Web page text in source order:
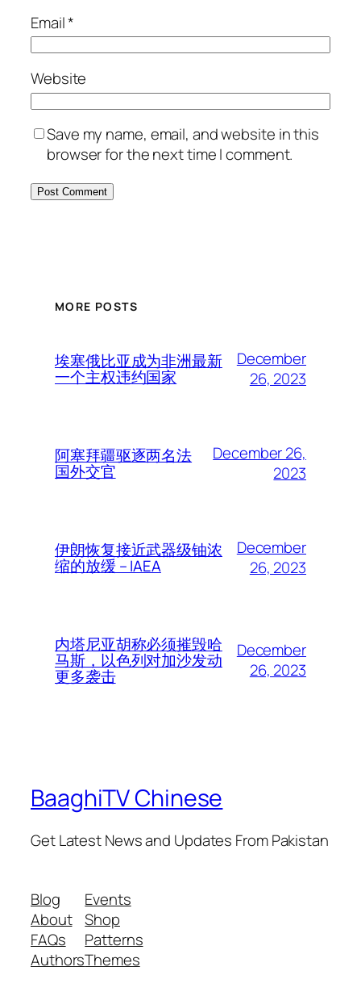
Email*
Website
Save my name, email, and website in this
browser for the next time I comment.
MORE POSTS
埃塞俄比亚成为非洲最新
一个主权违约国家
December
26, 2023
阿塞拜疆驱逐两名法
国外交官
December 26,
2023
伊朗恢复接近武器级铀浓
缩的放缓 – IAEA
December
26, 2023
内塔尼亚胡称必须摧毁哈
马斯，以色列对加沙发动
更多袭击
December
26, 2023
BaaghiTV Chinese
Get Latest News and Updates From Pakistan
Blog
About
FAQs
Authors
Events
Shop
Patterns
Themes